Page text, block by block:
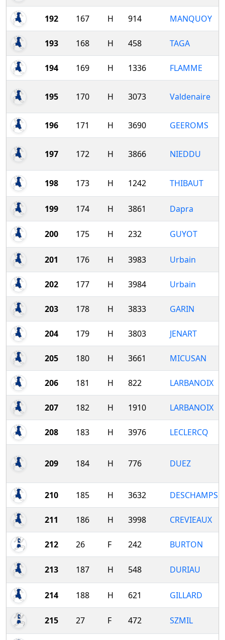
192 167 H 914 MANQUOY
193 168 H 458 TAGA
194 169 H 1336 FLAMME
195 170 H 3073 Valdenaire
196 171 H 3690 GEEROMS
197 172 H 3866 NIEDDU
198 173 H 1242 THIBAUT
199 174 H 3861 Dapra
200 175 H 232 GUYOT
201 176 H 3983 Urbain
202 177 H 3984 Urbain
203 178 H 3833 GARIN
204 179 H 3803 JENART
205 180 H 3661 MICUSAN
206 181 H 822 LARBANOIX
207 182 H 1910 LARBANOIX
208 183 H 3976 LECLERCQ
209 184 H 776 DUEZ
210 185 H 3632 DESCHAMPS
211 186 H 3998 CREVIEAUX
212 26 F 242 BURTON
213 187 H 548 DURIAU
214 188 H 621 GILLARD
215 27 F 472 SZMIL